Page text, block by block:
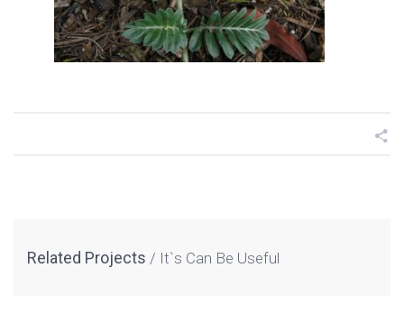
Related Projects It`s Can Be Useful